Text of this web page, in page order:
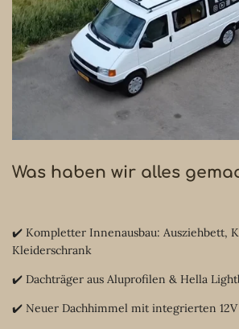
Was haben wir alles
✔️ Kompletter Innenausbau: Ausziehbett,
Kleiderschrank
✔️ Dachträger aus Aluprofilen & Hella
✔️ Neuer Dachhimmel mit integrierten 12V